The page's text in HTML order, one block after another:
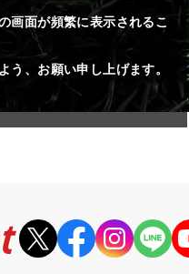
画面が頻繁に表示されるこ
う、お願い申し上げます。